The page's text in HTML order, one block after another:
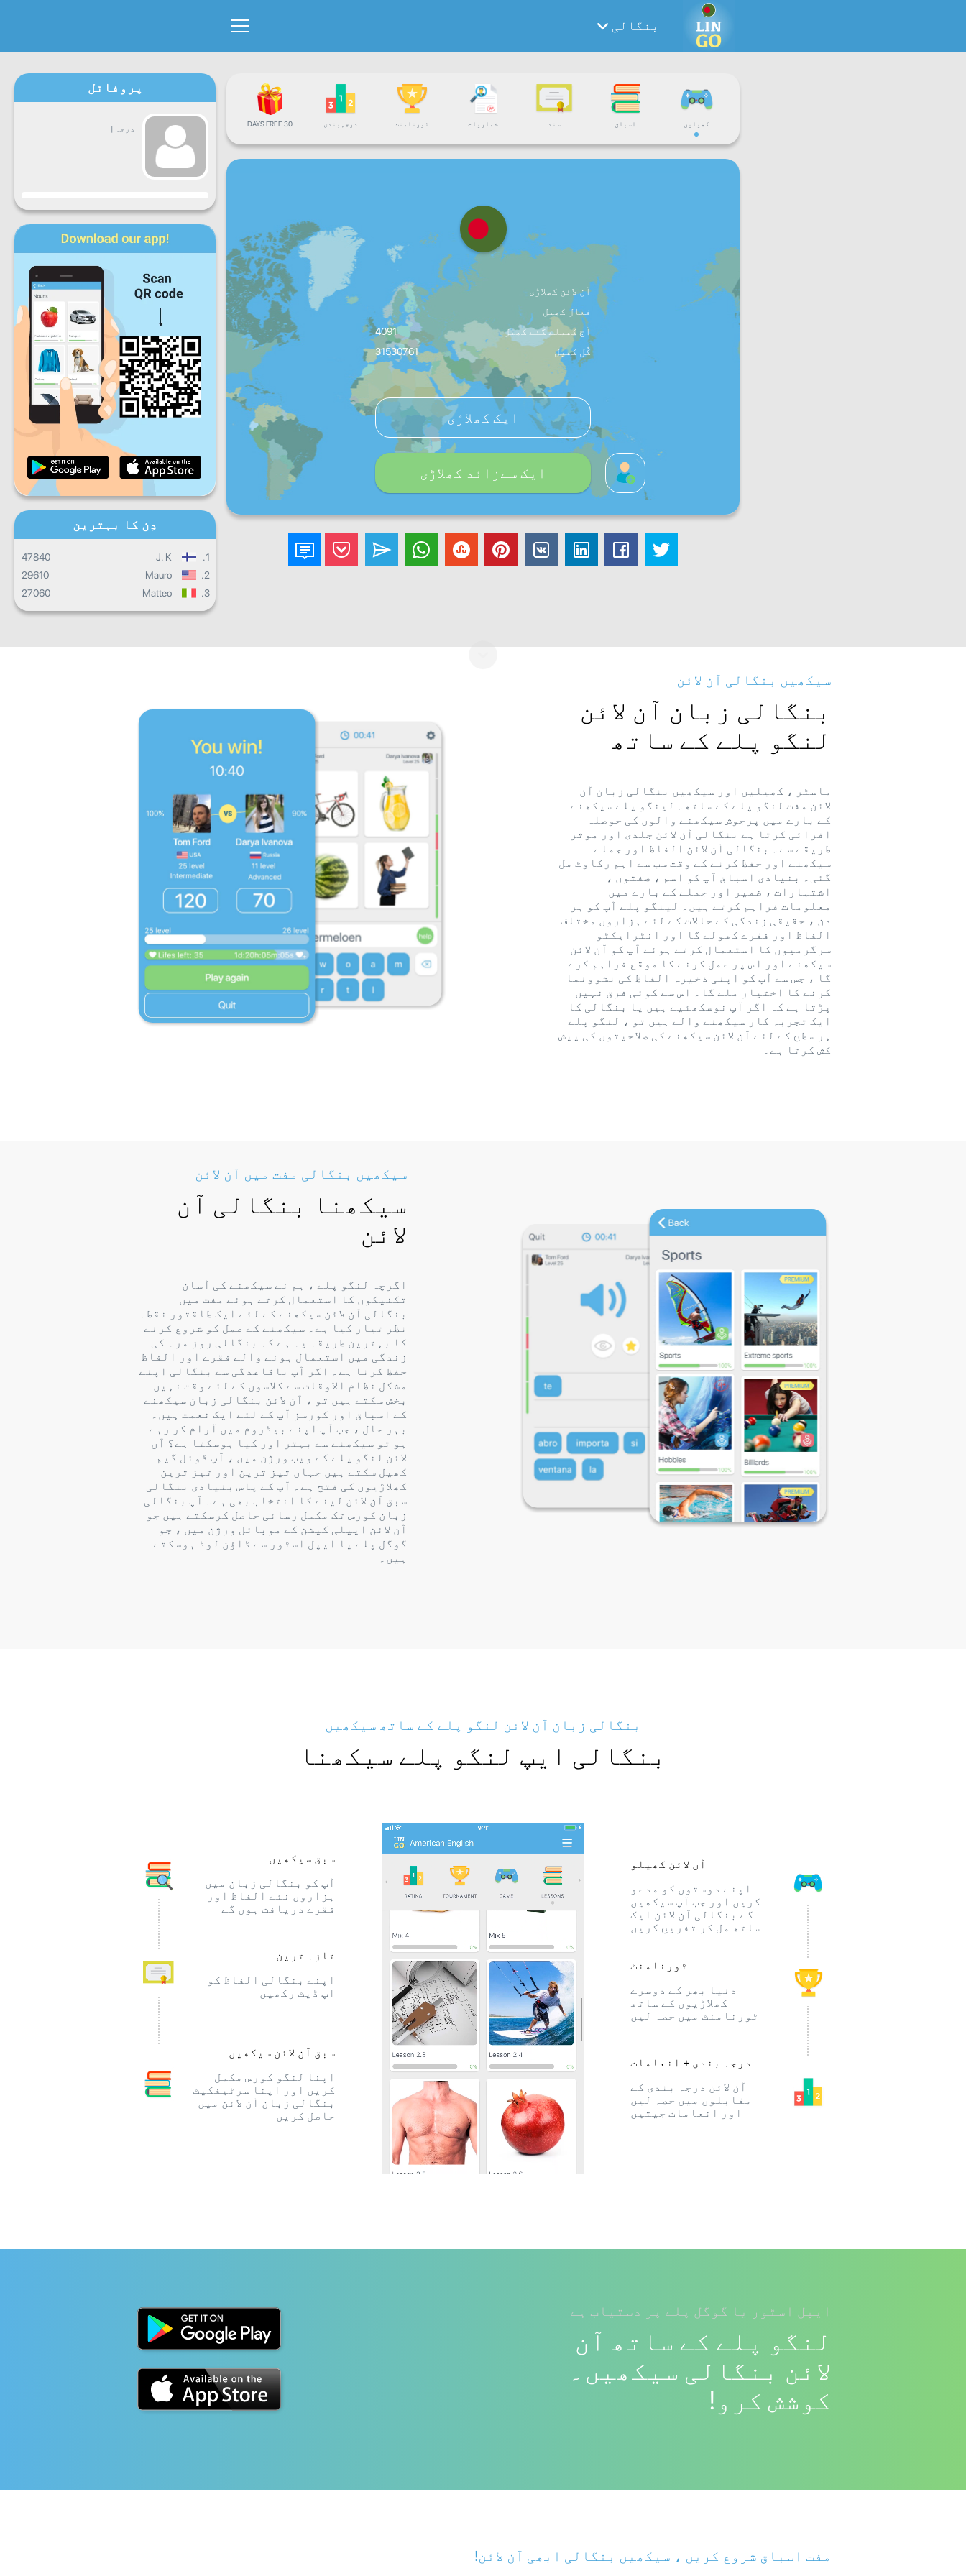
بنگالی
کھیلیں اسباق سند شماریات ٹورنامنٹ درجہبندی 30 DAYS FREE
آن لائن کھلاڑی
فعال کھیل
آج کھیلے گئے کھیل
4091
کُل کھیل
31530761
ایک کھلاڑی
ایک سےزائد کھلاڑی
پروفائل
درجہ |
پیش رفت
سوموار منگل جمعرات
جمعہ ہفتہ
روزانہ کی پیش رفت
ماہانہ پیش رفت
مجموعی کارکردگی
دِن کا بہترین
1.
J. K
47840
2.
Mauro
29610
3.
Matteo
27060
سیکھیں بنگالی آن لائن
بنگالی زبان آن لائن
لنگو پلے کے ساتھ
ماسٹر ، کھیلیں اور سیکھیں بنگالی زبان آن
لائن مفت لنگو پلے کے ساتھ۔ لینگو پلے سیکھنے
کے بارے میں پرجوش سیکھنے والوں کی حوصلہ
افزائی کرتا ہے بنگالی آن لائن جلدی اور موثر
طریقے سے۔ بنگالی آن لائن الفاظ اور جملے
سیکھنے اور حفظ کرنے کے وقت سب سے اہم رکاوٹ مل
گئی۔ بنیادی اسباق آپ کو اسم ، صفتوں ،
اشتہارات ، ضمیر اور جملے کے بارے میں
معلومات فراہم کرتے ہیں۔ لینگو پلے آپ کو ہر
دن ، حقیقی زندگی کے حالات کے لئے ہزاروں مختلف
الفاظ اور فقرے کھولے گا اور انٹرایکٹو
سرگرمیوں کا استعمال کرتے ہوئے آپ کو آن لائن
سیکھنے اور اس پر عمل کرنے کا موقع فراہم کرے
گا ، جس سے آپ کو اپنی ذخیرہ الفاظ کی نشوونما
کرنے کا اختیار ملے گا۔ اس سے کوئی فرق نہیں
پڑتا ہے کہ اگر آپ نوسکھئیے ہیں یا بنگالی کا
ایک تجربہ کار سیکھنے والے ہیں تو ، لنگو پلے
ہر سطح کے لئے آن لائن سیکھنے کی صلاحیتوں کی پیش
کش کرتا ہے۔
سیکھیں بنگالی مفت میں آن لائن
سیکھنا بنگالی آن
لائن
اگرچہ لنگو پلے ، ہم نے سیکھنے کی آسان
تکنیکوں کا استعمال کرتے ہوئے مفت میں
بنگالی آن لائن سیکھنے کے لئے ایک طاقتور نقطہ
نظر تیار کیا ہے۔ سیکھنے کے عمل کو شروع کرنے
کا بہترین طریقہ یہ ہے کہ بنگالی روز مرہ کی
زندگی میں استعمال ہونے والے فقرے اور الفاظ
حفظ کرنا ہے۔ اگر آپ باقاعدگی سے بنگالی اپنے
مشکل نظام الاوقات سے کلاسوں کے لئے وقت نہیں
بخش سکتے ہیں تو ، آن لائن بنگالی زبان سیکھنے
کے اسباق اور کورسز آپ کے لئے ایک نعمت ہیں۔
بہر حال ، جب آپ اپنے بیڈروم میں آرام کر رہے
ہو تو سیکھنے سے بہتر اور کیا ہوسکتا ہے؟ آن
لائن لنگو پلے کے ویب ورژن میں ، آپ ڈوئل گیم
کھیل سکتے ہیں جہاں تیز ترین اور تیز ترین
کھلاڑیوں کی فتح ہے۔ آپ کے پاس بنیادی بنگالی
سبق آن لائن لینے کا انتخاب بھی ہے۔ آپ بنگالی
زبان کورس تک مکمل رسائی حاصل کرسکتے ہیں جو
آن لائن ایپلی کیشن کے موبائل ورژن میں ، جو
گوگل پلے یا ایپل اسٹور سے ڈاؤن لوڈ ہوسکتے
ہیں۔
بنگالی زبان آن لائن لنگو پلے کے ساتھ سیکھیں
بنگالی ایپ لنگو پلے سیکھنا
آن لائن کھیلو
اپنے دوستوں کو مدعو
کریں اور جب آپ سیکھیں
گے بنگالی آن لائن ایک
ساتھ مل کر تفریح ​​کریں
ٹورنامنٹ
دنیا بھر کے دوسرے
کھلاڑیوں کے ساتھ
ٹورنامنٹ میں حصہ لیں
درجہ بندی + انعامات
آن لائن درجہ بندی کے
مقابلوں میں حصہ لیں
اور انعامات جیتیں
سبق سیکھیں
آپ کو بنگالی زبان میں
ہزاروں نئے الفاظ اور
فقرے دریافت ہوں گے
تازہ ترین
اپنے بنگالی الفاظ کو
اپ ڈیٹ رکھیں
سبق آن لائن سیکھیں
اپنا لنگو کورس مکمل
کریں اور اپنا سرٹیفکیٹ
بنگالی زبان آن لائن میں
حاصل کریں
ایپل اسٹور یا گوگل پلے پر دستیاب ہے
لنگو پلے کے ساتھ آن
لائن بنگالی سیکھیں۔
کوشش کرو!
مفت اسباق شروع کریں ، سیکھیں بنگالی ابھی آن لائن!